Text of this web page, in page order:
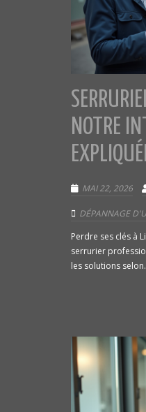
NOTRE
MAI 22, 2026
DÉPANNAGE
Perdre ses clés à
serrurier
les solutions